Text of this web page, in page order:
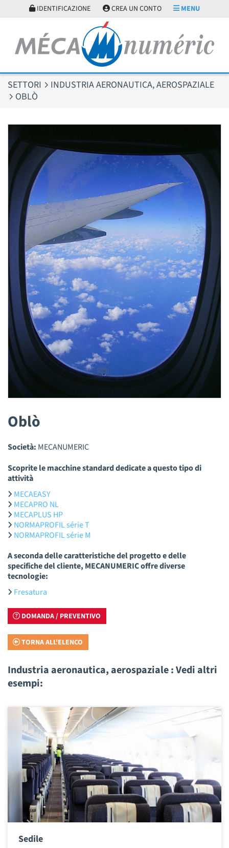
IDENTIFICAZIONE CREA UN CONTO MENU
SETTORI
INDUSTRIA AERONAUTICA, AEROSPAZIALE
OBLÒ
Oblò
Società: MECANUMERIC
Scoprite le macchine standard dedicate a questo tipo di
attività
MECAEASY
MECAPRO NL
MECAPLUS HP
NORMAPROFIL série T
NORMAPROFIL série M
A seconda delle caratteristiche del progetto e delle
specifiche del cliente, MECANUMERIC offre diverse
tecnologie:
Fresatura
DOMANDA / PREVENTIVO
TORNA ALL'ELENCO
Industria aeronautica, aerospaziale : Vedi altri
esempi:
Sedile
Pannello di gestione dei cookies